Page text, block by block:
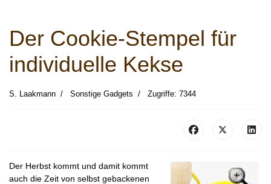
Der Cookie-Stempel für
individuelle Kekse
S. Laakmann Sonstige Gadgets Zugriffe: 7344
Der Herbst kommt und damit kommt
auch die Zeit von selbst gebackenen